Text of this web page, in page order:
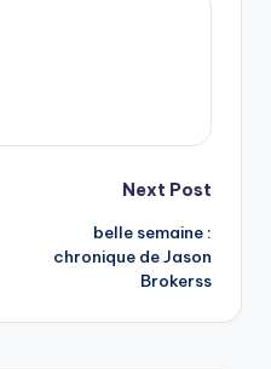
Next Post
belle semaine :
chronique de Jason
Brokerss